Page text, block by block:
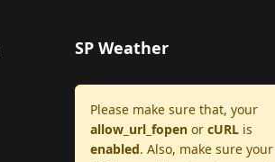
SP Weather
Please make sure that, your
allow_url_fopen or cURL is
enabled. Also, make sure your